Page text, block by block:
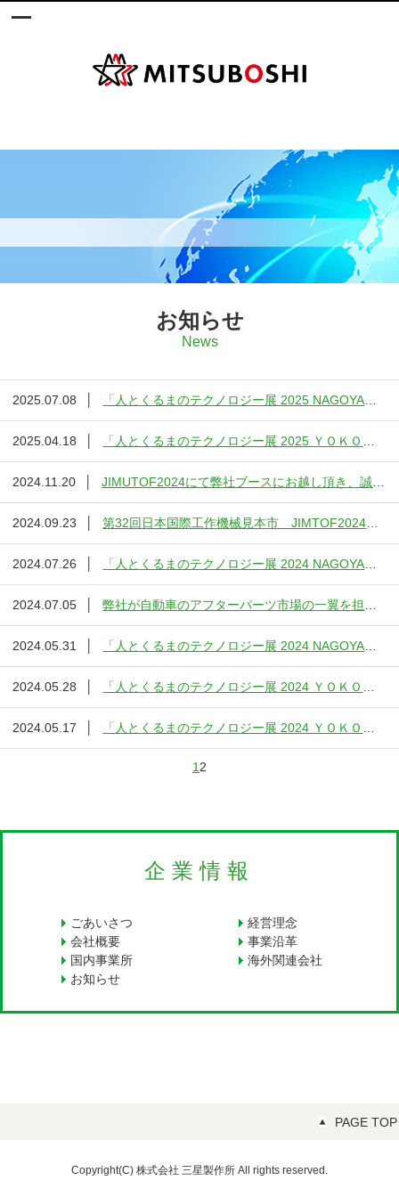
お知らせ
News
2025.07.08 「人とくるまのテクノロジー展 2025 NAGOYA」に出展します
2025.04.18 「人とくるまのテクノロジー展 2025 ＹＯＫＯＨＡＭＡ」に三星製作所が出展します。
2024.11.20 JIMUTOF2024にて弊社ブースにお越し頂き、誠にありがとうございました。
2024.09.23 第32回日本国際工作機械見本市 JIMTOF2024へ参加出展いたします
2024.07.26 「人とくるまのテクノロジー展 2024 NAGOYA」弊社ブースに多数の方がお越しいただきました。誠に有難うございます。
2024.07.05 弊社が自動車のアフターパーツ市場の一翼を担っています。
2024.05.31 「人とくるまのテクノロジー展 2024 NAGOYA」に三星製作所が出展します。7月17日、18日、19日 Aichi Sky Expo
2024.05.28 「人とくるまのテクノロジー展 2024 ＹＯＫＯＨＡＭＡ」弊社ブースに多数の方がお越しいただきました。誠に有難うございます。
2024.05.17 「人とくるまのテクノロジー展 2024 ＹＯＫＯＨＡＭＡ」に三星製作所が出展します。
12
企業情報
ごあいさつ
経営理念
会社概要
事業沿革
国内事業所
海外関連会社
お知らせ
PAGE TOP
Copyright(C) 株式会社 三星製作所 All rights reserved.